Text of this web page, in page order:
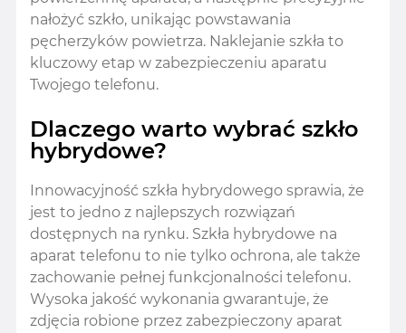
nałożyć szkło, unikając powstawania
pęcherzyków powietrza. Naklejanie szkła to
kluczowy etap w zabezpieczeniu aparatu
Twojego telefonu.
Dlaczego warto wybrać szkło
hybrydowe?
Innowacyjność szkła hybrydowego sprawia, że
jest to jedno z najlepszych rozwiązań
dostępnych na rynku. Szkła hybrydowe na
aparat telefonu to nie tylko ochrona, ale także
zachowanie pełnej funkcjonalności telefonu.
Wysoka jakość wykonania gwarantuje, że
zdjęcia robione przez zabezpieczony aparat